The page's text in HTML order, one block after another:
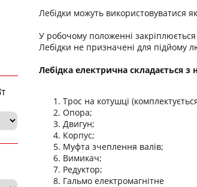
Лебідки можуть використовуватися
У робочому положенні
Лебідки не призначені для підйому
Лебідка електрична складається
Трос на котушці
Опора;
Двигун;
Корпус;
Муфта зчеплення валів;
Вимикач;
Редуктор;
Гальмо електромагнітне